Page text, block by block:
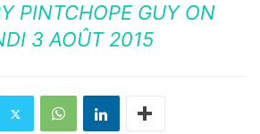
PINTCHOPE GUYON
3 AOÛT 2015